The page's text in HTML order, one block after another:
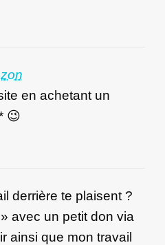
en achetant un
😉
derrière te plaisent ?
avec un petit don via
ainsi que mon travail